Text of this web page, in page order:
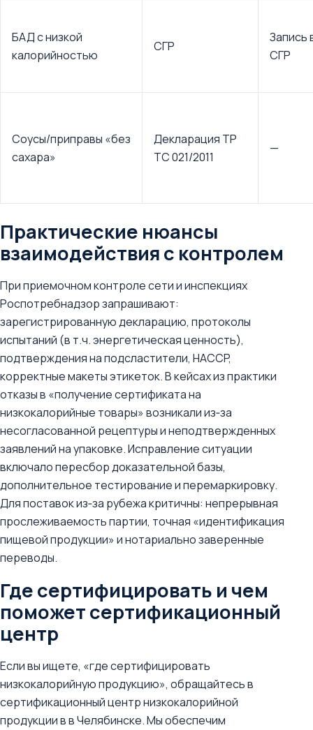
БАД с низкой
калорийностью
СГР
Запись
СГР
Соусы/приправы «без
сахара»
Декларация ТР
ТС 021/2011
—
Практические нюансы
взаимодействия с контролем
При приемочном контроле сети и инспекциях
Роспотребнадзор запрашивают:
зарегистрированную декларацию, протоколы
испытаний (в т.ч. энергетическая ценность),
подтверждения на подсластители, HACCP,
корректные макеты этикеток. В кейсах из практики
отказы в «получение сертификата на
низкокалорийные товары» возникали из‑за
несогласованной рецептуры и неподтвержденных
заявлений на упаковке. Исправление ситуации
включало пересбор доказательной базы,
дополнительное тестирование и перемаркировку.
Для поставок из‑за рубежа критичны: непрерывная
прослеживаемость партии, точная «идентификация
пищевой продукции» и нотариально заверенные
переводы.
Где сертифицировать и чем
поможет сертификационный
центр
Если вы ищете, «где сертифицировать
низкокалорийную продукцию», обращайтесь в
сертификационный центр низкокалорийной
продукции в в Челябинске. Мы обеспечим